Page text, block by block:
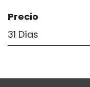
Precio
31 Días